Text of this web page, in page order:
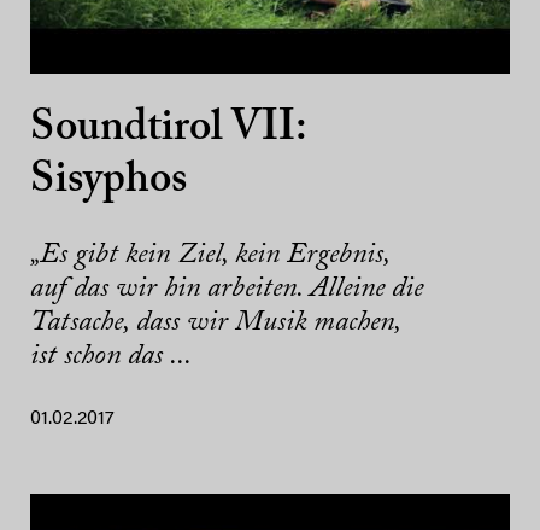
Soundtirol VII:
Sisyphos
„Es gibt kein Ziel, kein Ergebnis,
auf das wir hin arbeiten. Alleine die
Tatsache, dass wir Musik machen,
ist schon das ...
01.02.2017